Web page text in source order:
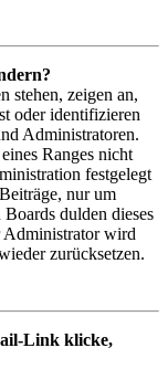
stehen, zeigen an,
oder identifizieren
Administratoren.
Ranges nicht
festgelegt
nur um
dulden dieses
Administrator wird
zurücksetzen.
Link klicke,